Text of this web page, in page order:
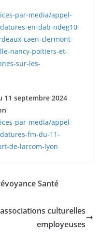
par-media/appel-
en-dab-ndeg10-
caen-clermont-
nancy-poitiers-et-
sur-les-
11 septembre 2024
par-media/appel-
fm-du-11-
de-larcom-lyon
Santé
culturelles
employeuses